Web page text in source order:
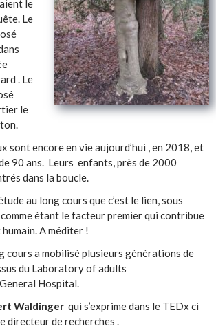
le
Le
. Le
le
sont encore en vie aujourd’hui , en 2018, et
90 ans. Leurs enfants, près de 2000
dans la boucle.
au long cours que c’est le lien, sous
étant le facteur premier qui contribue
humain. A méditer !
cours a mobilisé plusieurs générations de
du Laboratory of adults
Hospital.
Waldinger qui s’exprime dans le TEDx ci
directeur de recherches .